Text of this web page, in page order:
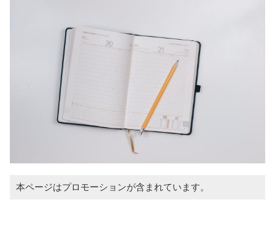
本ページはプロモーションが含まれています。